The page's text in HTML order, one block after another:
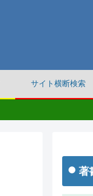
サイト横断検索
著